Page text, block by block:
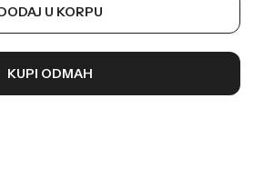
U KORPU
KUPI ODMAH